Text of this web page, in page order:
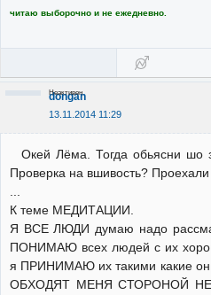
читаю выборочно и не ежедневно.
dongan
13.11.2014 11:29
Неактивен
Окей Лёма. Тогда обьясни шо
Проверка на вшивость?
К теме МЕДИТАЦИИ.
Я ВСЕ ЛЮДИ думаю надо
ПОНИМАЮ всех людей с их
я ПРИНИМАЮ их такими какие
ОБХОДЯТ МЕНЯ СТОРОНОЙ НЕ